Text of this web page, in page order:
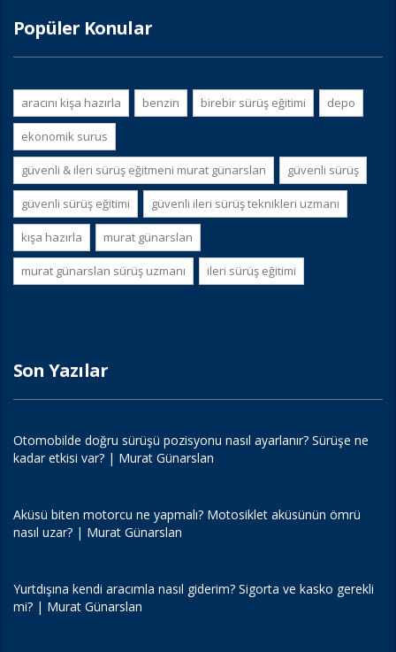
Popüler Konular
aracını kişa hazırla benzin birebir sürüş eğitimi depo
ekonomik surus
güvenli & i̇leri sürüş eğitmeni murat günarslan güvenli sürüş
güvenli sürüş eğitimi güvenli i̇leri sürüş teknikleri uzmanı
kışa hazırla murat günarslan
murat günarslan sürüş uzmanı i̇leri sürüş eğitimi
Son Yazılar
Otomobilde doğru sürüşü pozisyonu nasıl ayarlanır? Sürüşe ne
kadar etkisi var? | Murat Günarslan
Aküsü biten motorcu ne yapmalı? Motosiklet aküsünün ömrü
nasıl uzar? | Murat Günarslan
Yurtdışına kendi aracımla nasıl giderim? Sigorta ve kasko gerekli
mi? | Murat Günarslan